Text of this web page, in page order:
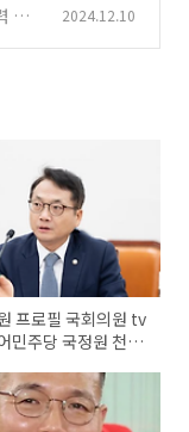
보
2024.12.10
프로필 국회의원 tv
민주당 국정원 천안